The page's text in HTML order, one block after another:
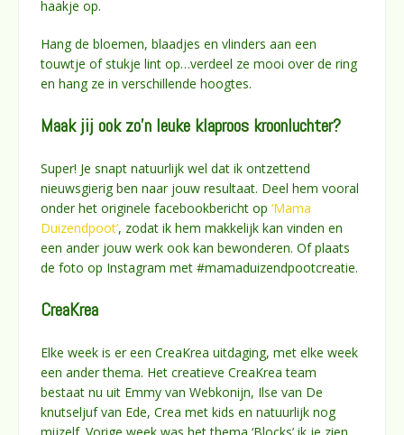
haakje op.
Hang de bloemen, blaadjes en vlinders aan een
touwtje of stukje lint op…verdeel ze mooi over de ring
en hang ze in verschillende hoogtes.
Maak jij ook zo’n leuke klaproos kroonluchter?
Super! Je snapt natuurlijk wel dat ik ontzettend
nieuwsgierig ben naar jouw resultaat. Deel hem vooral
onder het originele facebookbericht op ‘Mama
Duizendpoot’, zodat ik hem makkelijk kan vinden en
een ander jouw werk ook kan bewonderen. Of plaats
de foto op Instagram met #mamaduizendpootcreatie.
CreaKrea
Elke week is er een CreaKrea uitdaging, met elke week
een ander thema. Het creatieve CreaKrea team
bestaat nu uit Emmy van Webkonijn, Ilse van De
knutseljuf van Ede, Crea met kids en natuurlijk nog